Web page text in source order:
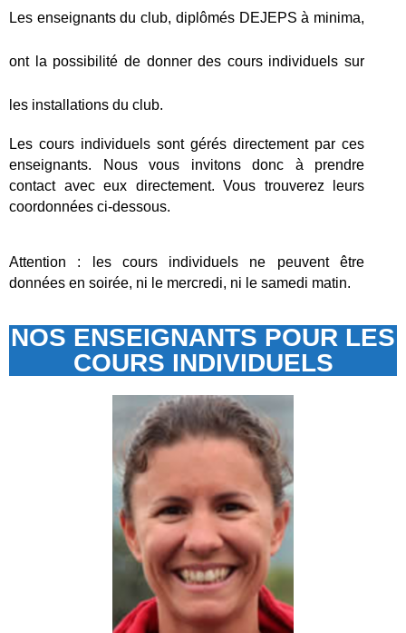
Les enseignants du club, diplômés DEJEPS à minima,
ont la possibilité de donner des cours individuels sur
les installations du club.
Les cours individuels sont gérés directement par ces
enseignants. Nous vous invitons donc à prendre
contact avec eux directement. Vous trouverez leurs
coordonnées ci-dessous.
Attention : les cours individuels ne peuvent être
données en soirée, ni le mercredi, ni le samedi matin.
NOS ENSEIGNANTS POUR LES
COURS INDIVIDUELS